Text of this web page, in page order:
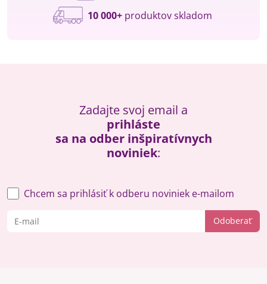
10 000+produktov skladom
Zadajte svoj email a
prihláste
sa na odber inšpiratívnych
noviniek:
Odoberať
Chcem sa prihlásiť k odberu noviniek e-mailom